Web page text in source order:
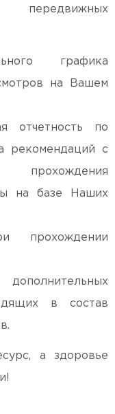
графика
на Вашем
отчетность по
рекомендаций с
на базе Наших
прохождении
в состав
а здоровье